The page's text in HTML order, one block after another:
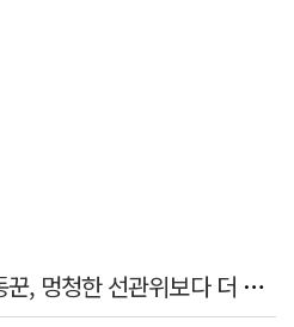
조갑제 "투표율 조작 선동꾼, 멍청한 선관위보다 더 나빠…부정선거, 불가능"